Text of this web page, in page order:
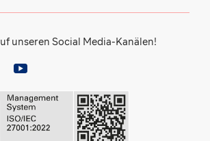
unseren Social Media-Kanälen!